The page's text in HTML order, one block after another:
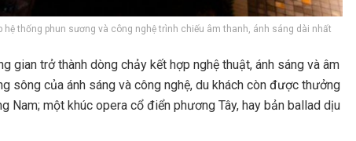
thống phun sương và công nghệ trình chiếu âm thanh, ánh sáng dài nhất
trở thành dòng chảy kết hợp nghệ thuật, ánh sáng và âm
sông của ánh sáng và công nghệ, du khách còn được thưởng
một khúc opera cổ điển phương Tây, hay bản ballad dịu